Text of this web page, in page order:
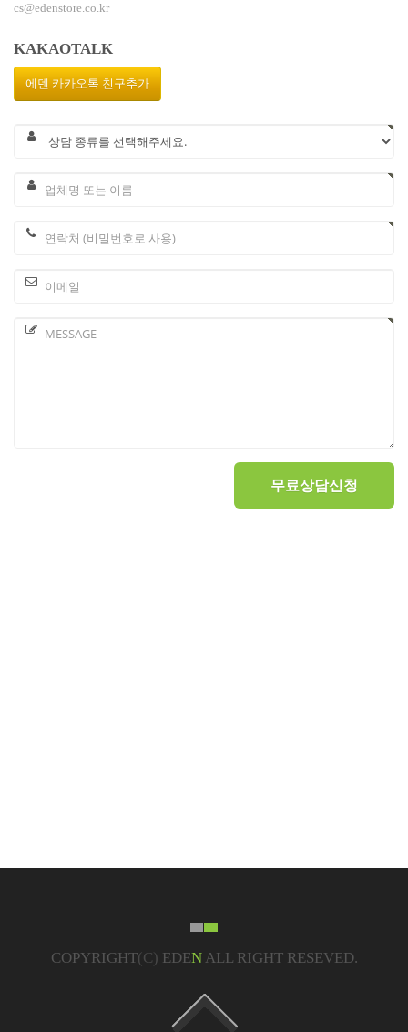
cs@edenstore.co.kr
KAKAOTALK
에덴 카카오톡 친구추가
무료상담신청
COPYRIGHT(C) EDENALL RIGHT RESEVED.